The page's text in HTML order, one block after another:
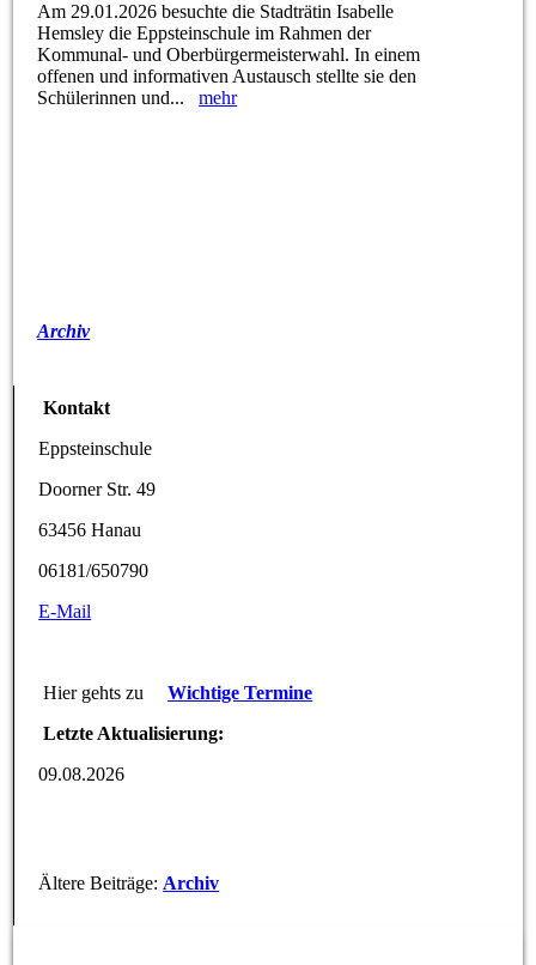
Am 29.01.2026 besuchte die Stadträtin Isabelle
Hemsley die Eppsteinschule im Rahmen der
Kommunal- und Oberbürgermeisterwahl. In einem
offenen und informativen Austausch stellte sie den
Schülerinnen und...mehr
Archiv
Kontakt
Eppsteinschule
Doorner Str. 49
63456 Hanau
06181/650790
E-Mail
Hier gehts zuWichtige Termine
Letzte Aktualisierung:
09.08.2026
Ältere Beiträge:Archiv